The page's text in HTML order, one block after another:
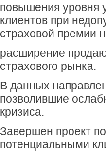
повышения уровня
клиентов при
страховой премии
расширение
страхового рынка.
В данных
позволившие
кризиса.
Завершен проект
потенциальными